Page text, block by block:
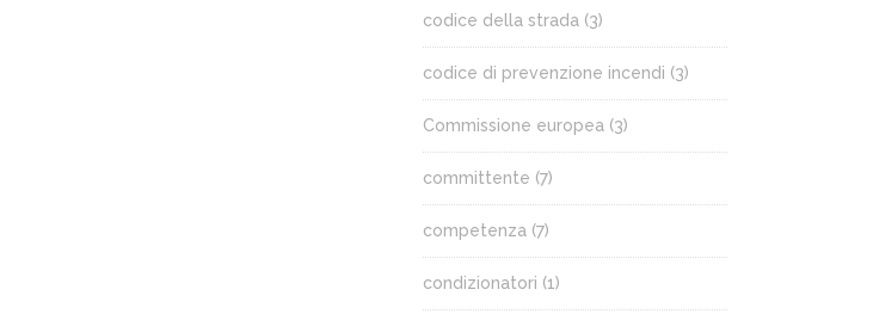
codice della strada (3)
codice di prevenzione incendi (3)
Commissione europea (3)
committente (7)
competenza (7)
condizionatori (1)